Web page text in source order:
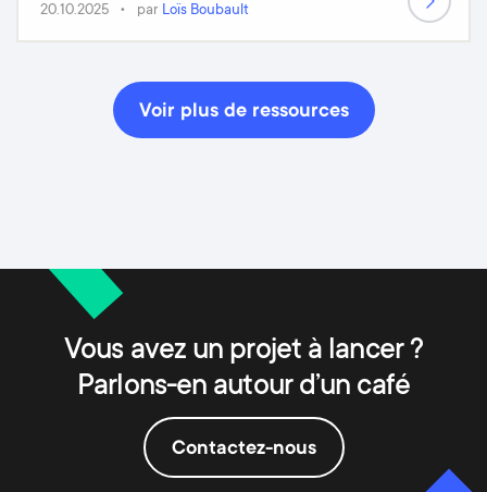
20.10.2025 par Loïs Boubault
Voir plus de ressources
Vous avez un projet à lancer ?
Parlons-en autour d’un café
Contactez-nous